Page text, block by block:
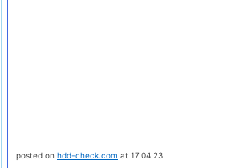
posted on hdd-check.com at 17.04.23